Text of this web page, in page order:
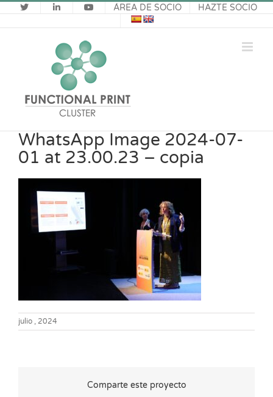
Saltar
al
contenido
ÁREA DE SOCIO HAZTE SOCIO
WhatsApp Image 2024-07-
01 at 23.00.23 – copia
julio , 2024
Comparte este proyecto